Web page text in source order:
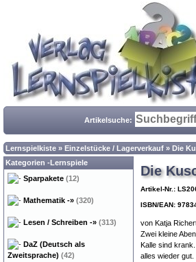
Artikelsuche:
Lernspielkiste » Einzelstücke / Lagerverkauf » Die
Die
Artikel-Nr.:
ISBN/EAN:
von Katja
Zwei kleine
Kalle sind
alles wieder
Kategorien -Lernspiele
Sparpakete (12)
Mathematik -» (320)
Lesen / Schreiben -» (313)
DaZ (Deutsch als
Zweitsprache) (42)